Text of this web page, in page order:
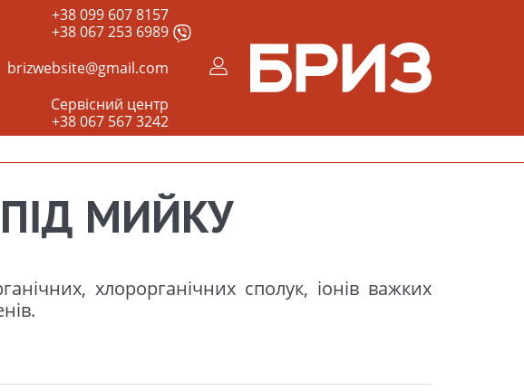
+38 099 607 8157
+38 067 253 6989
brizwebsite@gmail.com
Сервісний центр
+38 067 567 3242
МИЙКУ
хлорорганічних сполук, іонів важких